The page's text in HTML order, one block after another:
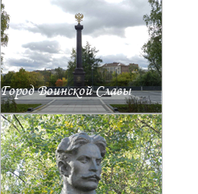
Город Воинской Славы